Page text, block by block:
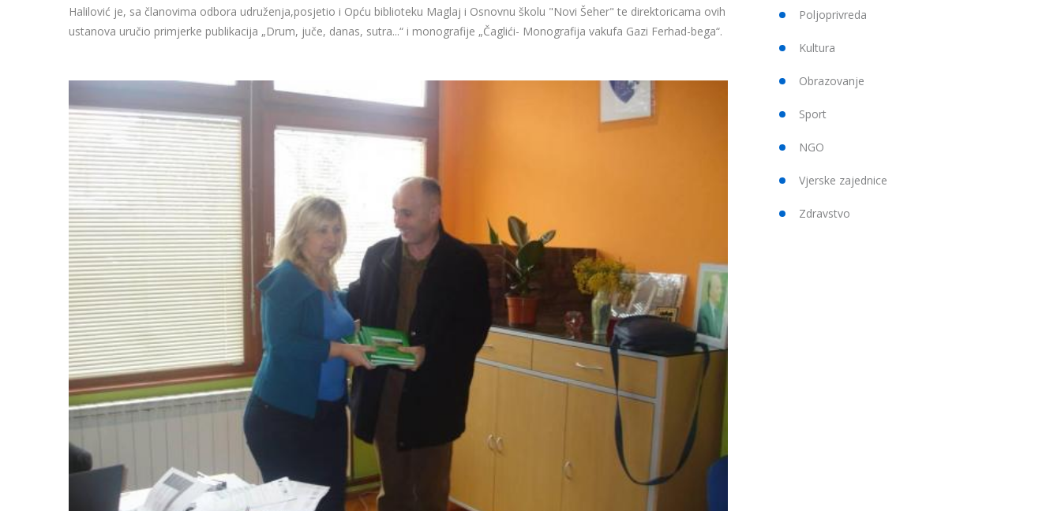
Halilović je, sa članovima odbora udruženja,posjetio i Opću biblioteku Maglaj i Osnovnu školu "Novi Šeher" te direktoricama ovih
ustanova uručio primjerke publikacija „Drum, juče, danas, sutra...“ i monografije „Čaglići- Monografija vakufa Gazi Ferhad-bega“.
Poljoprivreda
Kultura
Obrazovanje
Sport
NGO
Vjerske zajednice
Zdravstvo